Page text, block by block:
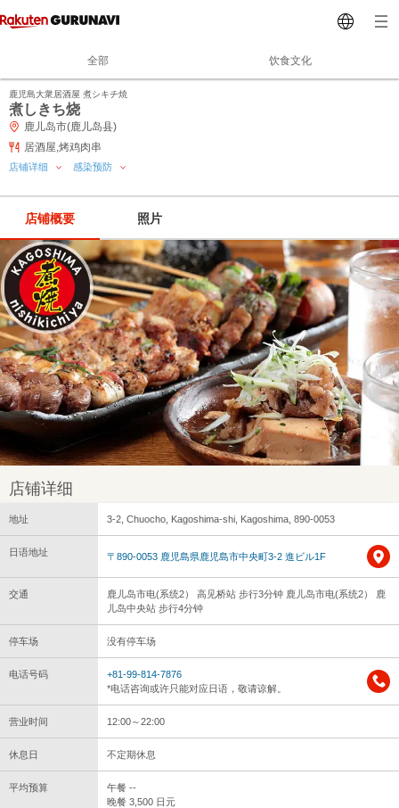
全部 饮食文化
鹿児島大衆居酒屋 煮シキチ焼
煮しきち烧
鹿儿岛市(鹿儿岛县)
居酒屋,烤鸡肉串
店铺详细 感染预防
店铺概要 照片
店铺详细
地址 3-2, Chuocho, Kagoshima-shi, Kagoshima, 890-0053
日语地址 〒890-0053 鹿児島県鹿児島市中央町3-2 進ビル1F
交通
鹿儿岛市电(系统2） 高见桥站 步行3分钟 鹿儿岛市电(系统2） 鹿
儿岛中央站 步行4分钟
停车场 没有停车场
电话号码
+81-99-814-7876
*电话咨询或许只能对应日语，敬请谅解。
营业时间 12:00～22:00
休息日 不定期休息
平均预算
午餐 --
晚餐 3,500 日元